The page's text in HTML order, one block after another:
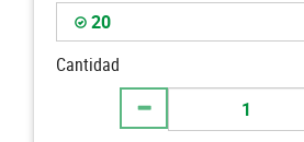
20
Cantidad